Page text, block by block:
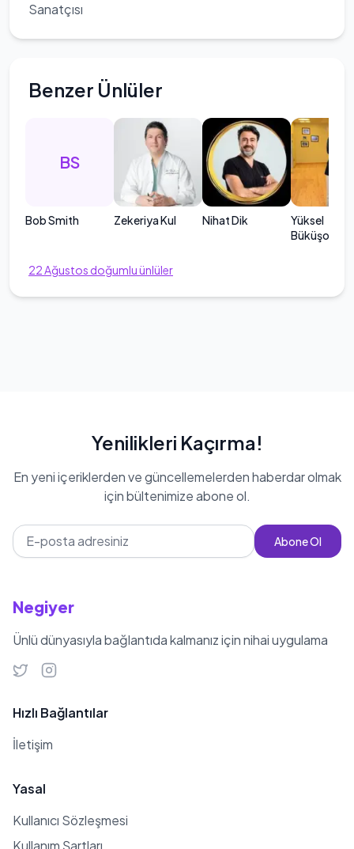
Sanatçısı
Benzer Ünlüler
BS
Bob Smith Zekeriya Kul Nihat Dik
Yüksel
Büküşoğlu
22Ağustos doğumlu ünlüler
Yenilikleri Kaçırma!
En yeni içeriklerden ve güncellemelerden haberdar olmak
için bültenimize abone ol.
Abone Ol
Negiyer
Ünlü dünyasıyla bağlantıda kalmanız için nihai uygulama
Hızlı Bağlantılar
İletişim
Yasal
Kullanıcı Sözleşmesi
Kullanım Şartları